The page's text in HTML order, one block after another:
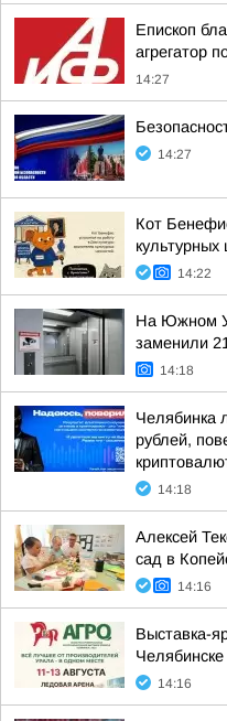
Епископ
агрегатор
14:27
14:27
Кот
14:22
На Южном
заменили
14:18
Челябинка
рублей,
14:18
Алексей
сад в
14:16
Выставка-
Челябинске
14:16